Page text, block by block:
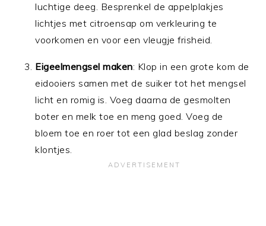
luchtige deeg. Besprenkel de appelplakjes
lichtjes met citroensap om verkleuring te
voorkomen en voor een vleugje frisheid.
Eigeelmengsel maken: Klop in een grote kom de
eidooiers samen met de suiker tot het mengsel
licht en romig is. Voeg daarna de gesmolten
boter en melk toe en meng goed. Voeg de
bloem toe en roer tot een glad beslag zonder
klontjes.